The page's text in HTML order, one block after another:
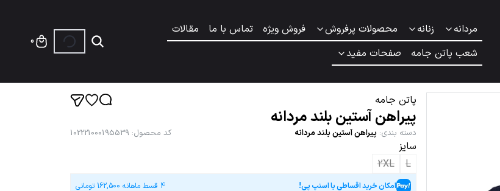
مردانه زنانه محصولات پرفروش فروش ویژه تماس با ما
مقالات
شعب پاتن جامه
صفحات مفید
0
پاتن جامه
پیراهن آستین بلند مردانه
دسته بندی: پیراهن آستین بلند مردانه کد محصول:
102221000195539
سایز
L
2XL
امکان خرید اقساطی با اسنپ پی! 4 قسط ماهانه 162,500 تومانی